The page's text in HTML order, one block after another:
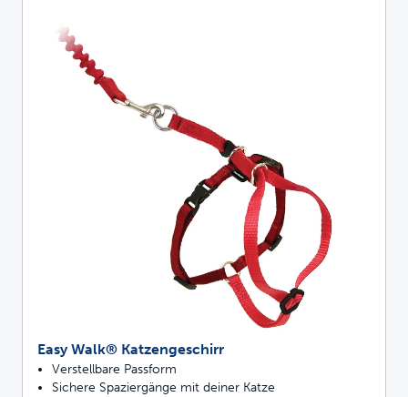
Easy Walk® Katzengeschirr
Verstellbare Passform
Sichere Spaziergänge mit deiner Katze